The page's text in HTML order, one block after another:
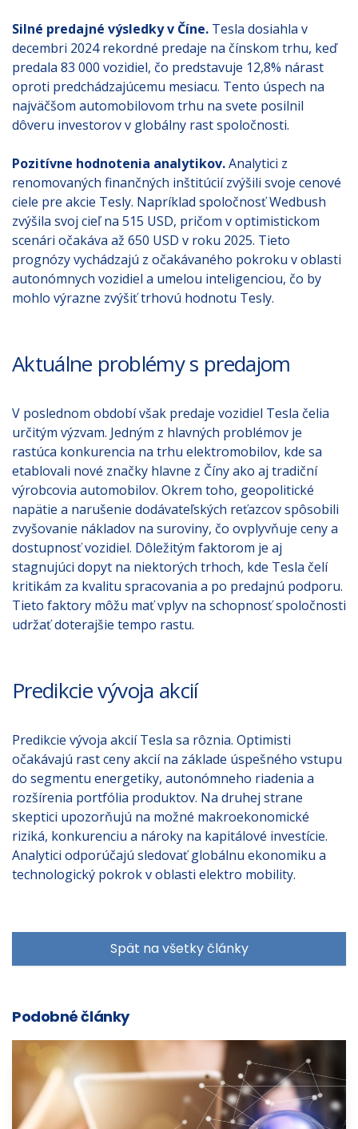
Silné predajné výsledky v Číne. Tesla dosiahla v
decembri 2024 rekordné predaje na čínskom trhu, keď
predala 83 000 vozidiel, čo predstavuje 12,8% nárast
oproti predchádzajúcemu mesiacu. Tento úspech na
najväčšom automobilovom trhu na svete posilnil
dôveru investorov v globálny rast spoločnosti.
Pozitívne hodnotenia analytikov.Analytici z
renomovaných finančných inštitúcií zvýšili svoje cenové
ciele pre akcie Tesly. Napríklad spoločnosť Wedbush
zvýšila svoj cieľ na 515 USD, pričom v optimistickom
scenári očakáva až 650 USD v roku 2025. Tieto
prognózy vychádzajú z očakávaného pokroku v oblasti
autonómnych vozidiel a umelou inteligenciou, čo by
mohlo výrazne zvýšiť trhovú hodnotu Tesly.
Aktuálne problémy s predajom
V poslednom období však predaje vozidiel Tesla čelia
určitým výzvam. Jedným z hlavných problémov je
rastúca konkurencia na trhu elektromobilov, kde sa
etablovali nové značky hlavne z Číny ako aj tradiční
výrobcovia automobilov. Okrem toho, geopolitické
napätie a narušenie dodávateľských reťazcov spôsobili
zvyšovanie nákladov na suroviny, čo ovplyvňuje ceny a
dostupnosť vozidiel. Dôležitým faktorom je aj
stagnujúci dopyt na niektorých trhoch, kde Tesla čelí
kritikám za kvalitu spracovania a po predajnú podporu.
Tieto faktory môžu mať vplyv na schopnosť spoločnosti
udržať doterajšie tempo rastu.
Predikcie vývoja akcií
Predikcie vývoja akcií Tesla sa rôznia. Optimisti
očakávajú rast ceny akcií na základe úspešného vstupu
do segmentu energetiky, autonómneho riadenia a
rozšírenia portfólia produktov. Na druhej strane
skeptici upozorňujú na možné makroekonomické
riziká, konkurenciu a nároky na kapitálové investície.
Analytici odporúčajú sledovať globálnu ekonomiku a
technologický pokrok v oblasti elektro mobility.
Spät na všetky články
Podobné články